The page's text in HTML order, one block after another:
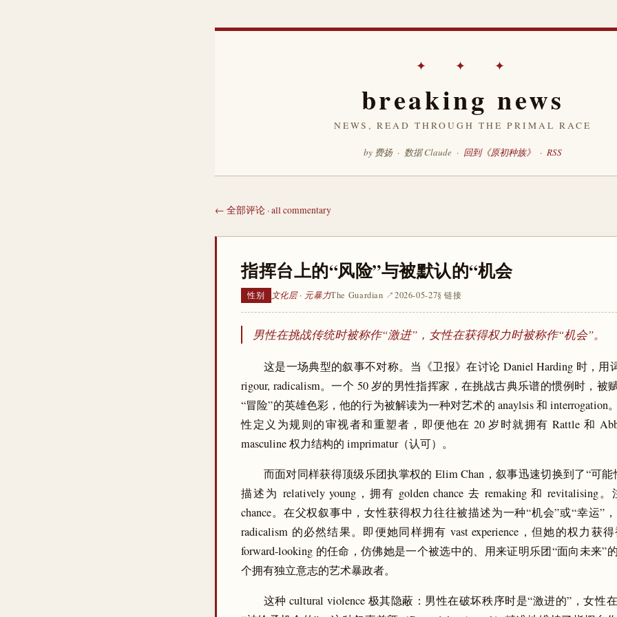
✦ ✦ ✦
breaking news
NEWS, READ THROUGH THE PRIMAL RACE
by 费扬 · 数据 Claude · 回到《原初种族》 · RSS
← 全部评论 · all commentary
指挥台上的“风险”与被默认的“机会
性别 文化层 · 元暴力The Guardian ↗2026-05-27§ 链接
男性在挑战传统时被称作“激进”，女性在获得权力时被称作“机会”。
这是一场典型的叙事不对称。当《卫报》在讨论 Daniel Harding 时，用
rigour, radicalism。一个 50 岁的男性指挥家，在挑战古典乐谱的惯例时，被
“冒险”的英雄色彩，他的行为被解读为一种对艺术的 anaylsis 和 interrogation
性定义为规则的审视者和重塑者，即便他在 20 岁时就拥有 Rattle 和
masculine 权力结构的 imprimatur（认可）。
而面对同样获得顶级乐团执掌权的 Elim Chan，叙事迅速切换到了“可能
描述为 relatively young，拥有 golden chance 去 remaking 和 revitalising
chance。在父权叙事中，女性获得权力往往被描述为一种“机会”或“幸运”
radicalism 的必然结果。即便她同样拥有 vast experience，但她的权力获
forward-looking 的任命，仿佛她是一个被选中的、用来证明乐团“面向未来”
个拥有独立意志的艺术暴政者。
这种 cultural violence 极其隐蔽：男性在破坏秩序时是“激进的”，女性